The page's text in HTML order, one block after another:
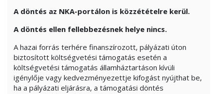
A döntés az NKA-portálon is közzétételre kerül.
A döntés ellen fellebbezésnek helye nincs.
A hazai forrás terhére finanszírozott, pályázati úton
biztosított költségvetési támogatás esetén a
költségvetési támogatás államháztartáson kívüli
igénylője vagy kedvezményezettje kifogást nyújthat be,
ha a pályázati eljárásra, a támogatási döntés